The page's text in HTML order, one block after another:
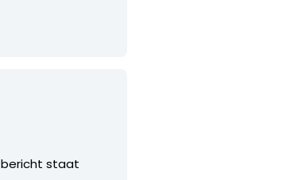
bericht staat